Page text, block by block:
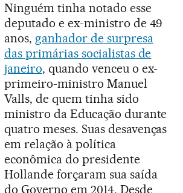
Ninguém tinha notado esse
deputado e ex-ministro de 49
anos, ganhador de surpresa
das primárias socialistas de
janeiro, quando venceu o ex-
primeiro-ministro Manuel
Valls, de quem tinha sido
ministro da Educação durante
quatro meses. Suas desavenças
em relação à política
econômica do presidente
Hollande forçaram sua saída
do Governo em 2014. Desde